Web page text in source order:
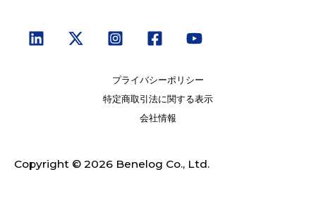
プライバシーポリシー
特定商取引法に関する表示
会社情報
Copyright © 2026 Benelog Co., Ltd.